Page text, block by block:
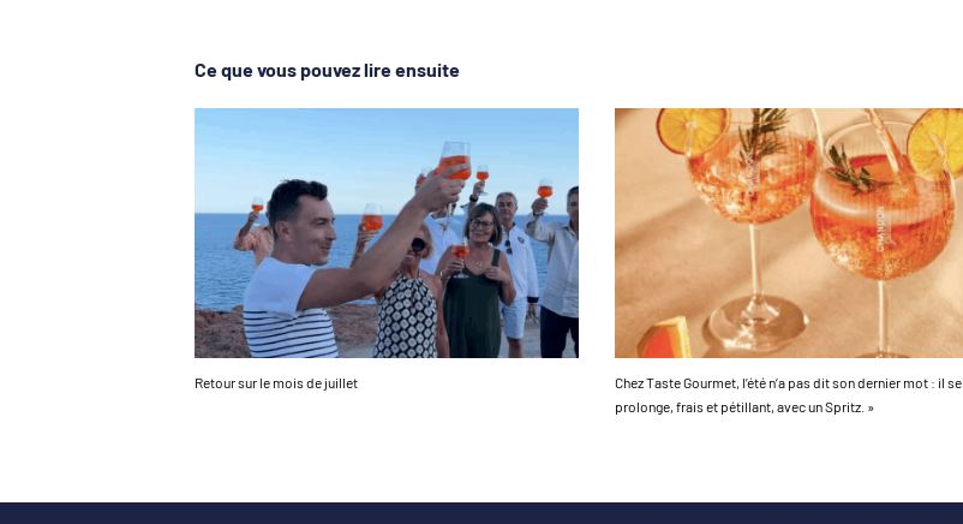
Ce que vous pouvez lire ensuite
Retour sur le mois de juillet
Chez Taste Gourmet, l’été n’a pas dit son dernier mot : il se
prolonge, frais et pétillant, avec un Spritz. »